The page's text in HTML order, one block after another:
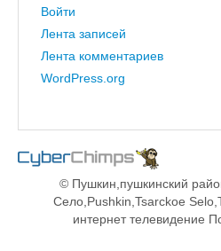
Войти
Лента записей
Лента комментариев
WordPress.org
© Пушкин,пушкинский
Село,Pushkin,Tsarckoe
интернет телевидение